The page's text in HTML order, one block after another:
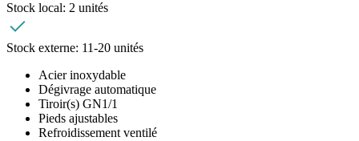
Stock local: 2 unités
Stock externe: 11-20 unités
Acier inoxydable
Dégivrage automatique
Tiroir(s) GN1/1
Pieds ajustables
Refroidissement ventilé